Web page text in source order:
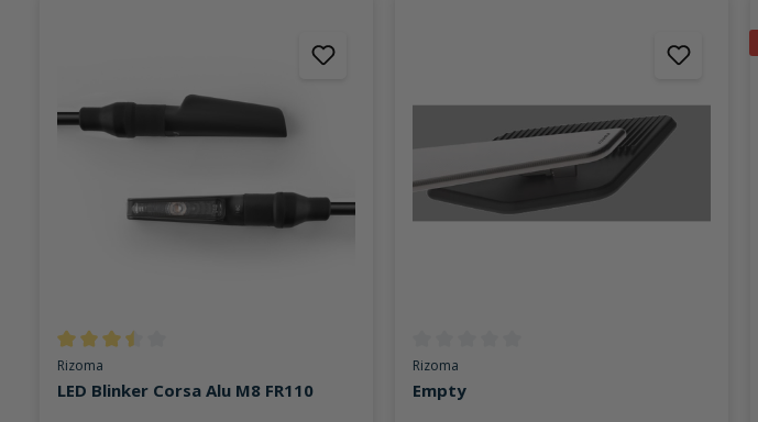
Durchschnittliche Bewertung von 3.5 von 5 Sternen
Rizoma
LED Blinker Corsa Alu M8 FR110
Durchschnittliche Bewertung von 0 von 5 Sternen
Rizoma
Empty